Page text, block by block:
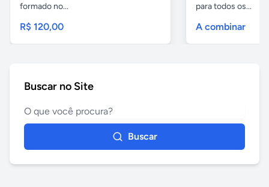
formado no...
R$ 120,00
para todos os...
A combinar
Buscar no Site
Buscar